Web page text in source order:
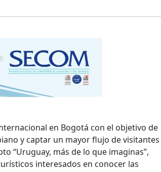
en Bogotá con el objetivo de
y captar un mayor flujo de visitantes
“Uruguay, más de lo que imaginas”,
interesados en conocer las